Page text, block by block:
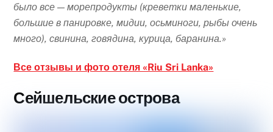
было все — морепродукты (креветки маленькие,
большие в панировке, мидии, осьминоги, рыбы очень
много), свинина, говядина, курица, баранина.»
Все отзывы и фото отеля «Riu Sri Lanka»
Сейшельские острова